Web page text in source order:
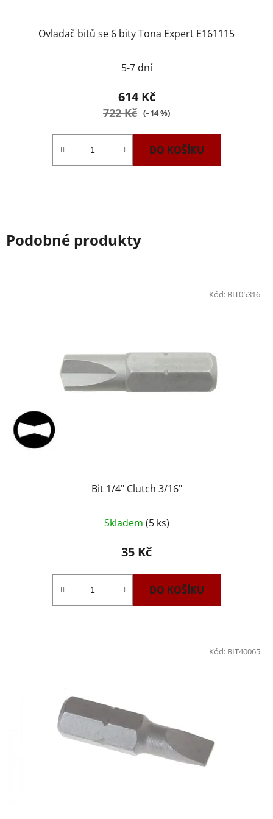
Ovladač bitů se 6 bity Tona Expert E161115
5-7 dní
614 Kč
722 Kč (–14 %)
DO KOŠÍKU
Podobné produkty
Bit 1/4" Clutch 3/16"
Skladem (5 ks)
35 Kč
DO KOŠÍKU
Kód: BIT05316
Kód: BIT40065